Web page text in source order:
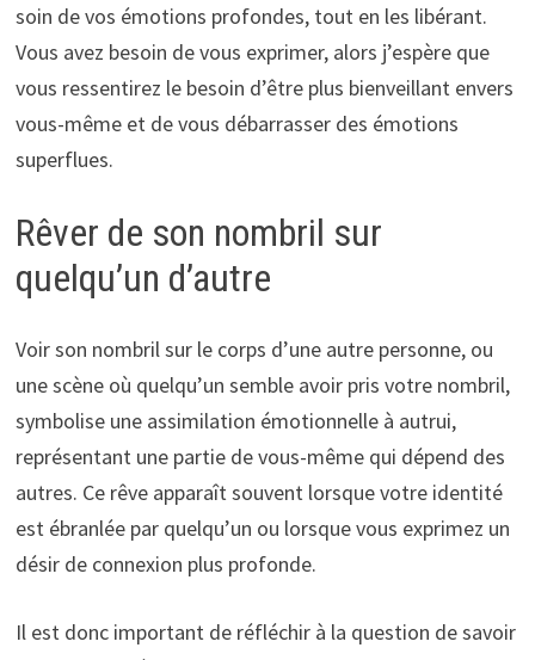
soin de vos émotions profondes, tout en les libérant.
Vous avez besoin de vous exprimer, alors j’espère que
vous ressentirez le besoin d’être plus bienveillant envers
vous-même et de vous débarrasser des émotions
superflues.
Rêver de son nombril sur
quelqu’un d’autre
Voir son nombril sur le corps d’une autre personne, ou
une scène où quelqu’un semble avoir pris votre nombril,
symbolise une assimilation émotionnelle à autrui,
représentant une partie de vous-même qui dépend des
autres. Ce rêve apparaît souvent lorsque votre identité
est ébranlée par quelqu’un ou lorsque vous exprimez un
désir de connexion plus profonde.
Il est donc important de réfléchir à la question de savoir